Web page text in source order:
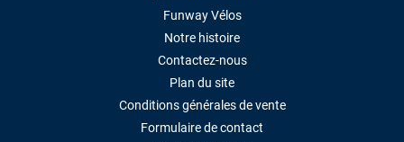
Funway Vélos
Notre histoire
Contactez-nous
Plan du site
Conditions générales de vente
Formulaire de contact